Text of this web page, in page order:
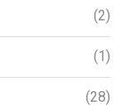
(2)
(1)
(28)